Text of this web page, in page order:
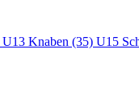
U13 Knaben (35) U15